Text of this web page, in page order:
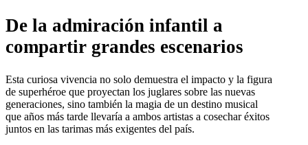
De la admiración infantil a
compartir grandes escenarios
Esta curiosa vivencia no solo demuestra el impacto y la figura
de superhéroe que proyectan los juglares sobre las nuevas
generaciones, sino también la magia de un destino musical
que años más tarde llevaría a ambos artistas a cosechar éxitos
juntos en las tarimas más exigentes del país.